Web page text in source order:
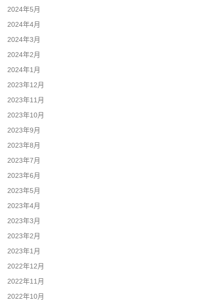
2024年5月
2024年4月
2024年3月
2024年2月
2024年1月
2023年12月
2023年11月
2023年10月
2023年9月
2023年8月
2023年7月
2023年6月
2023年5月
2023年4月
2023年3月
2023年2月
2023年1月
2022年12月
2022年11月
2022年10月